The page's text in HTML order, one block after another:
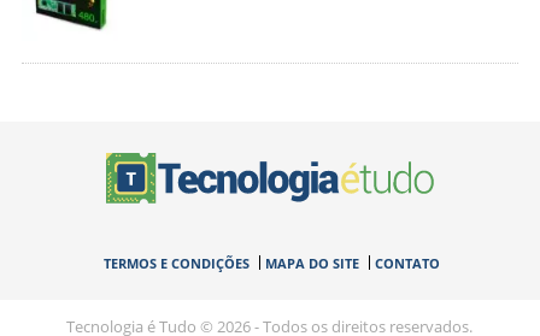
TERMOS E CONDIÇÕES MAPA DO SITE CONTATO
Tecnologia é Tudo © 2026 - Todos os direitos reservados.